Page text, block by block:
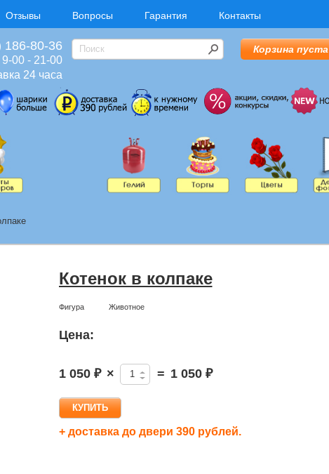
Отзывы Вопросы Гарантия Контакты
186-80-36
00 - 21-00
24 часа
Корзина пуста
Котенок в колпаке
Фигура Животное
Цена:
1 050 ₽ × = 1 050 ₽
+ доставка до двери 390 рублей.